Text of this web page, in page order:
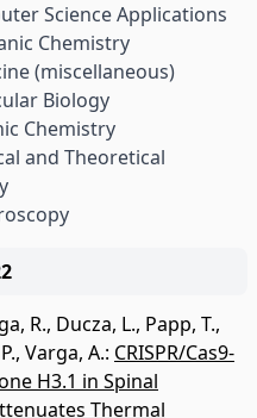
Science Applications
Chemistry
(miscellaneous)
Biology
Chemistry
and Theoretical
R., Ducza, L., Papp, T.,
, Varga, A.: CRISPR/Cas9-
H3.1 in Spinal
Thermal